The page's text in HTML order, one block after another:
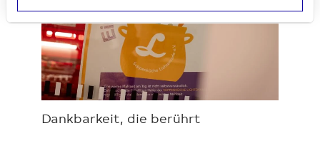
Loading...
Dankbarkeit, die berührt